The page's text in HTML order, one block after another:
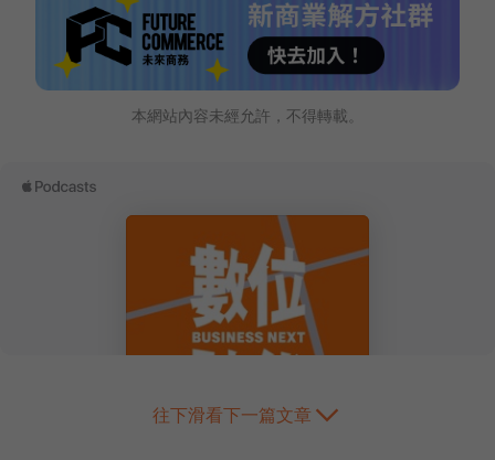
本網站內容未經允許，不得轉載。
往下滑看下一篇文章